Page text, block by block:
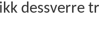
dessverre